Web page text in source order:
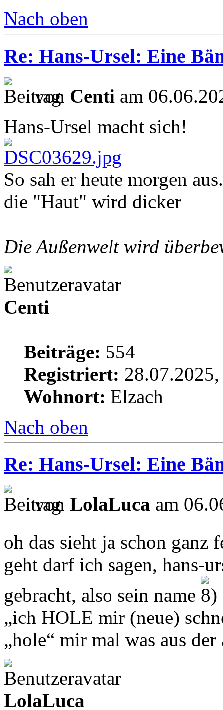
Nach oben
Re: Hans-Ursel: Eine
von Centi am
Hans-Ursel macht sich!
So sah er heute morgen
die "Haut" wird dicker
Die Außenwelt wird
Centi
Beiträge: 554
Registriert:
Wohnort: Elzach
Nach oben
Re: Hans-Ursel: Eine
von LolaLuca am
oh das sieht ja schon ganz
geht darf ich sagen, hans-
gebracht, also sein name
„ich HOLE mir (neue)
„hole“ mir mal was aus
LolaLuca